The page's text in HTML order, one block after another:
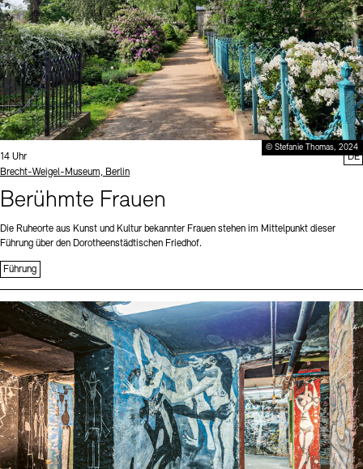
© Stefanie Thomas, 2024
Uhrzeit:
14 Uhr
Standort
Brecht-Weigel-Museum, Berlin
Berühmte Frauen
Die Ruheorte aus Kunst und Kultur bekannter Frauen stehen im Mittelpunkt dieser
Führung über den Dorotheenstädtischen Friedhof.
Führung
DE